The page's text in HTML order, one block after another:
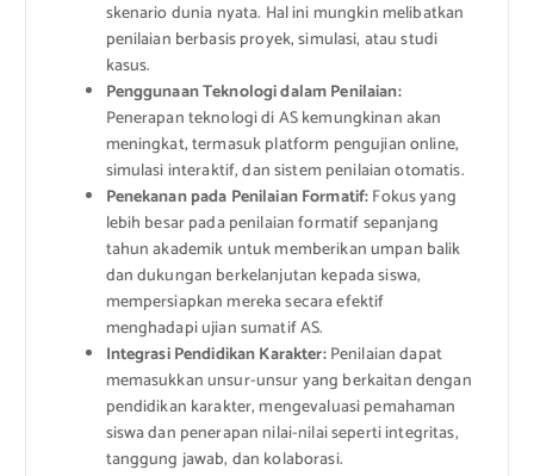
skenario dunia nyata. Hal ini mungkin melibatkan
penilaian berbasis proyek, simulasi, atau studi
kasus.
Penggunaan Teknologi dalam Penilaian:
Penerapan teknologi di AS kemungkinan akan
meningkat, termasuk platform pengujian online,
simulasi interaktif, dan sistem penilaian otomatis.
Penekanan pada Penilaian Formatif:Fokus yang
lebih besar pada penilaian formatif sepanjang
tahun akademik untuk memberikan umpan balik
dan dukungan berkelanjutan kepada siswa,
mempersiapkan mereka secara efektif
menghadapi ujian sumatif AS.
Integrasi Pendidikan Karakter:Penilaian dapat
memasukkan unsur-unsur yang berkaitan dengan
pendidikan karakter, mengevaluasi pemahaman
siswa dan penerapan nilai-nilai seperti integritas,
tanggung jawab, dan kolaborasi.